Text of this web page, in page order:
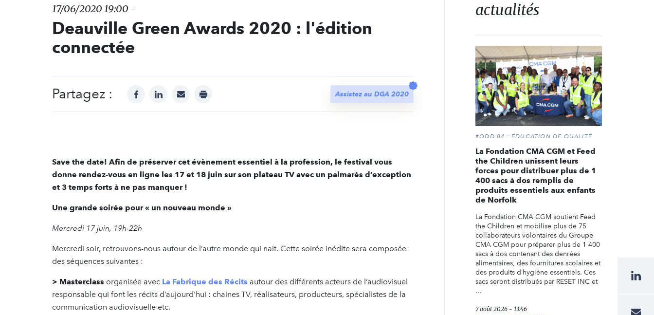
17/06/2020 19:00 -
Deauville Green Awards 2020 : l'édition
connectée
Partagez : facebooklinkedinmail print Assistez au DGA 2020
Save the date! Afin de préserver cet évènement essentiel à la profession, le festival vous
donne rendez-vous en ligne les 17 et 18 juin sur son plateau TV avec un palmarès d’exception
et 3 temps forts à ne pas manquer !
Une grande soirée pour « un nouveau monde »
Mercredi 17 juin, 19h-22h
Mercredi soir, retrouvons-nous autour de l’autre monde qui nait. Cette soirée inédite sera composée
des séquences suivantes :
> Masterclass organisée avec La Fabrique des Récits autour des différents acteurs de l’audiovisuel
responsable qui font les récits d’aujourd'hui : chaines TV, réalisateurs, producteurs, spécialistes de la
communication audiovisuelle etc.
actualités
#ODD 04 : ÉDUCATION DE QUALITÉ
La Fondation CMA CGM et Feed
the Children unissent leurs
forces pour distribuer plus de 1
400 sacs à dos remplis de
produits essentiels aux enfants
de Norfolk
La Fondation CMA CGM soutient Feed
the Children et mobilise plus de 75
collaborateurs volontaires du Groupe
CMA CGM pour préparer plus de 1 400
sacs à dos contenant des denrées
alimentaires, des fournitures scolaires et
des produits d’hygiène essentiels. Ces
sacs seront distribués par RESET INC et
...
7 août 2026 - 13:46